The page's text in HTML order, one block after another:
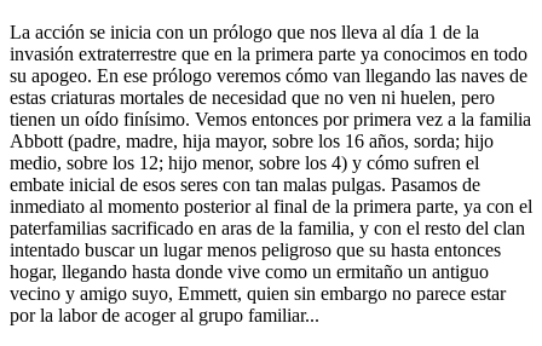
La acción se inicia con un prólogo que nos lleva al día 1 de la
invasión extraterrestre que en la primera parte ya conocimos en todo
su apogeo. En ese prólogo veremos cómo van llegando las naves de
estas criaturas mortales de necesidad que no ven ni huelen, pero
tienen un oído finísimo. Vemos entonces por primera vez a la familia
Abbott (padre, madre, hija mayor, sobre los 16 años, sorda; hijo
medio, sobre los 12; hijo menor, sobre los 4) y cómo sufren el
embate inicial de esos seres con tan malas pulgas. Pasamos de
inmediato al momento posterior al final de la primera parte, ya con el
paterfamilias sacrificado en aras de la familia, y con el resto del clan
intentado buscar un lugar menos peligroso que su hasta entonces
hogar, llegando hasta donde vive como un ermitaño un antiguo
vecino y amigo suyo, Emmett, quien sin embargo no parece estar
por la labor de acoger al grupo familiar...